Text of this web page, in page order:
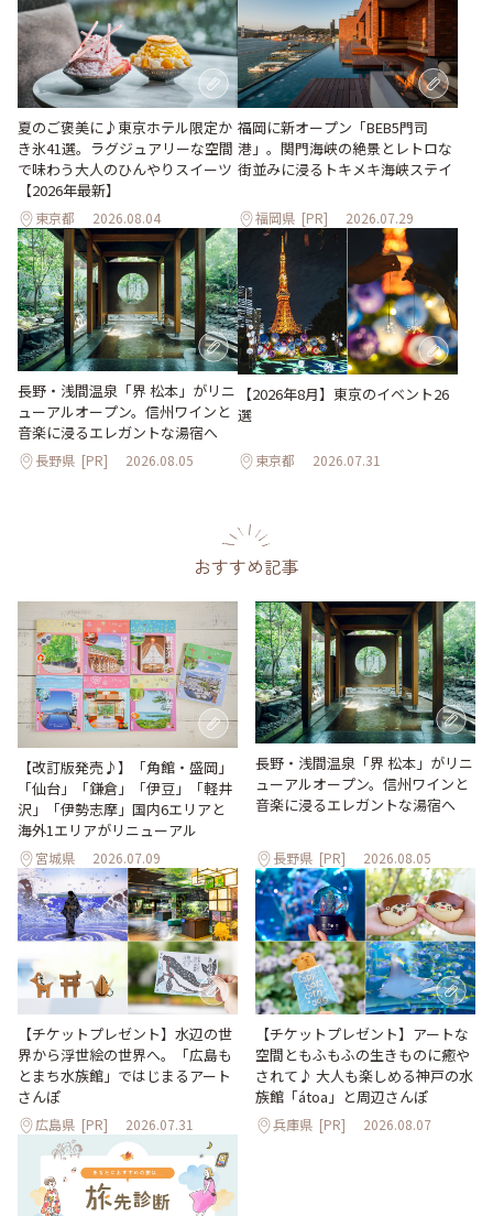
夏のご褒美に♪東京ホテル限定か
き氷41選。ラグジュアリーな空間
で味わう大人のひんやりスイーツ
【2026年最新】
東京都 2026.08.04
福岡に新オープン「BEB5門司
港」。関門海峡の絶景とレトロな
街並みに浸るトキメキ海峡ステイ
福岡県 [PR] 2026.07.29
長野・浅間温泉「界 松本」がリニ
ューアルオープン。信州ワインと
音楽に浸るエレガントな湯宿へ
長野県 [PR] 2026.08.05
【2026年8月】東京のイベント26
選
東京都 2026.07.31
おすすめ記事
【改訂版発売♪】「角館・盛岡」
「仙台」「鎌倉」「伊豆」「軽井
沢」「伊勢志摩」国内6エリアと
海外1エリアがリニューアル
宮城県 2026.07.09
長野・浅間温泉「界 松本」がリニ
ューアルオープン。信州ワインと
音楽に浸るエレガントな湯宿へ
長野県 [PR] 2026.08.05
【チケットプレゼント】水辺の世
界から浮世絵の世界へ。「広島も
とまち水族館」ではじまるアート
さんぽ
広島県 [PR] 2026.07.31
【チケットプレゼント】アートな
空間ともふもふの生きものに癒や
されて♪ 大人も楽しめる神戸の水
族館「átoa」と周辺さんぽ
兵庫県 [PR] 2026.08.07